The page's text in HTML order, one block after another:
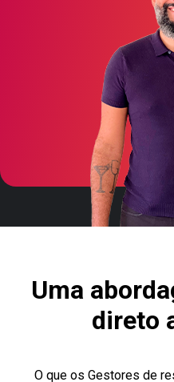
Uma
direto
O que os Gestores de